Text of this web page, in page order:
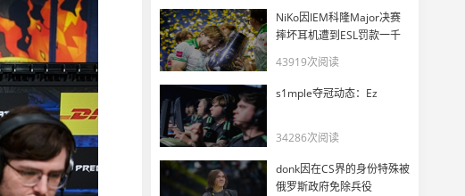
NiKo因IEM科隆Major决赛
摔坏耳机遭到ESL罚款一千
43919次阅读
s1mple夺冠动态：Ez
34286次阅读
donk因在CS界的身份特殊被
俄罗斯政府免除兵役